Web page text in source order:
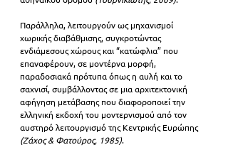
Παράλληλα, λειτουργούν ως μηχανισμοί
χωρικής διαβάθμισης, συγκροτώντας
ενδιάμεσους χώρους και “κατώφλια” που
επαναφέρουν, σε μοντέρνα μορφή,
παραδοσιακά πρότυπα όπως η αυλή και το
σαχνισί, συμβάλλοντας σε μια αρχιτεκτονική
αφήγηση μετάβασης που διαφοροποιεί την
ελληνική εκδοχή του μοντερνισμού από τον
αυστηρό λειτουργισμό της Κεντρικής Ευρώπης
(Ζάχος & Φατούρος, 1985).